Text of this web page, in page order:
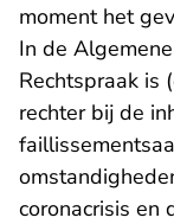
moment het
In de
Rechtspraak is
rechter bij de
coronacrisis en